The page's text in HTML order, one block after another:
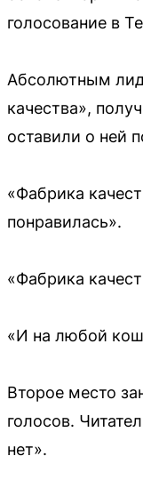
голосование в
Абсолютным
качества»,
оставили о ней
«Фабрика
понравилась».
«Фабрика
«И на любой
Второе место
голосов.
нет».